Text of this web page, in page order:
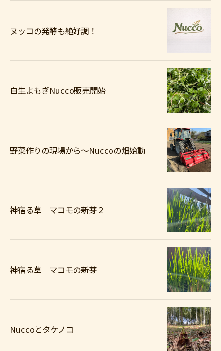
ヌッコの発酵も絶好調！
自生よもぎNucco販売開始
野菜作りの現場から〜Nuccoの畑始動
神宿る草 マコモの新芽２
神宿る草 マコモの新芽
Nuccoとタケノコ